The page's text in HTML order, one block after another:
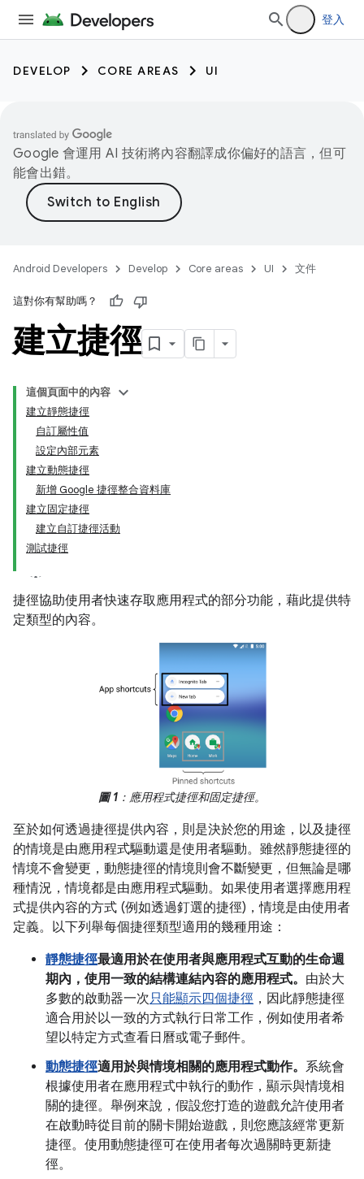
登入
DEVELOP CORE AREAS UI
Google 會運用 AI 技術將內容翻譯成你偏好的語言，但可
能會出錯。
Android Developers Develop Core areas UI 文件
這對你有幫助嗎？
建立捷徑
這個頁面中的內容
建立靜態捷徑
自訂屬性值
設定內部元素
建立動態捷徑
新增 Google 捷徑整合資料庫
建立固定捷徑
建立自訂捷徑活動
測試捷徑
捷徑協助使用者快速存取應用程式的部分功能，藉此提供特
定類型的內容。
圖 1 ：應用程式捷徑和固定捷徑。
至於如何透過捷徑提供內容，則是決於您的用途，以及捷徑
的情境是由應用程式驅動還是使用者驅動。雖然靜態捷徑的
情境不會變更，動態捷徑的情境則會不斷變更，但無論是哪
種情況，情境都是由應用程式驅動。如果使用者選擇應用程
式提供內容的方式 (例如透過釘選的捷徑)，情境是由使用者
定義。以下列舉每個捷徑類型適用的幾種用途：
靜態捷徑最適用於在使用者與應用程式互動的生命週
期內，使用一致的結構連結內容的應用程式。 由於大
多數的啟動器一次只能顯示四個捷徑 ，因此靜態捷徑
適合用於以一致的方式執行日常工作，例如使用者希
望以特定方式查看日曆或電子郵件。
動態捷徑適用於與情境相關的應用程式動作。 系統會
根據使用者在應用程式中執行的動作，顯示與情境相
關的捷徑。舉例來說，假設您打造的遊戲允許使用者
在啟動時從目前的關卡開始遊戲，則您應該經常更新
捷徑。使用動態捷徑可在使用者每次過關時更新捷
徑。